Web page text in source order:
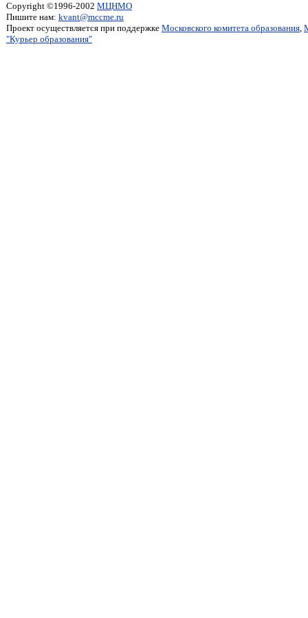
Copyright ©1996-2002 МЦНМО
Пишите нам: kvant@mccme.ru
Проект осуществляется при поддержке Московского комитета образования,
"Курьер образования"